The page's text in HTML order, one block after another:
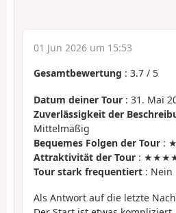
01 Jun 2026 um 15:53
Gesamtbewertung : 3.7 / 5
Datum deiner Tour : 31. Mai
Zuverlässigkeit der
Mittelmäßig
Bequemes Folgen der Tour :
Attraktivität der Tour :
Tour stark frequentiert : Nein
Als Antwort auf die letzte